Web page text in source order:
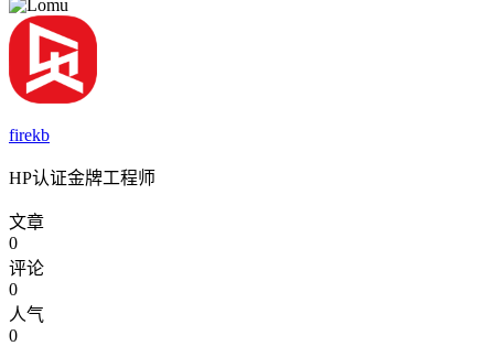
firekb
HP认证金牌工程师
文章
0
评论
0
人气
0